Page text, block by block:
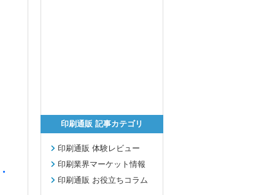
印刷通販 記事カテゴリ
印刷通販 体験レビュー
印刷業界マーケット情報
印刷通販 お役立ちコラム